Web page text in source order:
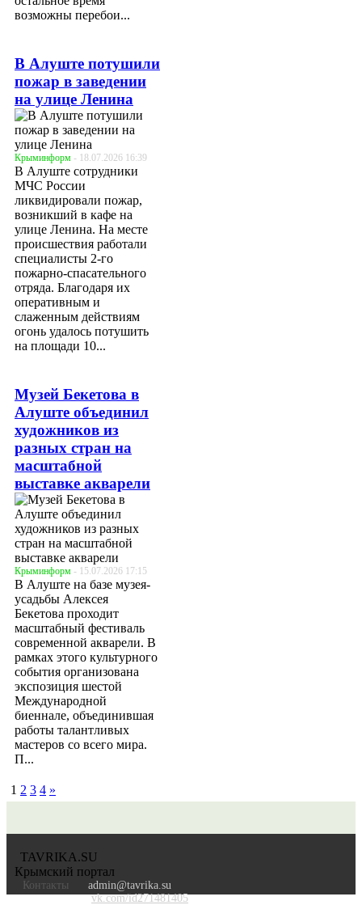
возможны перебои...
В Алуште потушили
пожар в заведении
на улице Ленина
Крыминформ - 18.07.2026 16:39
В Алуште сотрудники
МЧС России
ликвидировали пожар,
возникший в кафе на
улице Ленина. На месте
происшествия работали
специалисты 2-го
пожарно-спасательного
отряда. Благодаря их
оперативным и
слаженным действиям
огонь удалось потушить
на площади 10...
Музей Бекетова в
Алуште объединил
художников из
разных стран на
масштабной
выставке акварели
Крыминформ - 15.07.2026 17:15
В Алуште на базе музея-
усадьбы Алексея
Бекетова проходит
масштабный фестиваль
современной акварели. В
рамках этого культурного
события организована
экспозиция шестой
Международной
биеннале, объединившая
работы талантливых
мастеров со всего мира.
П...
1 2 3 4 »
TAVRIKA.SU
Крымский портал
Контакты
admin@tavrika.su
vk.com/id271481405